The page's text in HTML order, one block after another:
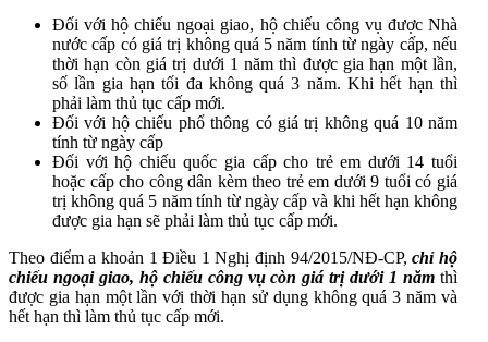
Đối với hộ chiếu ngoại giao, hộ chiếu công vụ được Nhà
nước cấp có giá trị không quá 5 năm tính từ ngày cấp, nếu
thời hạn còn giá trị dưới 1 năm thì được gia hạn một lần,
số lần gia hạn tối đa không quá 3 năm. Khi hết hạn thì
phải làm thủ tục cấp mới.
Đối với hộ chiếu phổ thông có giá trị không quá 10 năm
tính từ ngày cấp
Đối với hộ chiếu quốc gia cấp cho trẻ em dưới 14 tuổi
hoặc cấp cho công dân kèm theo trẻ em dưới 9 tuổi có giá
trị không quá 5 năm tính từ ngày cấp và khi hết hạn không
được gia hạn sẽ phải làm thủ tục cấp mới.
Theo điểm a khoản 1 Điều 1 Nghị định 94/2015/NĐ-CP,chỉ hộ
chiếu ngoại giao, hộ chiếu công vụ còn giá trị dưới 1 năm thì
được gia hạn một lần với thời hạn sử dụng không quá 3 năm và
hết hạn thì làm thủ tục cấp mới.